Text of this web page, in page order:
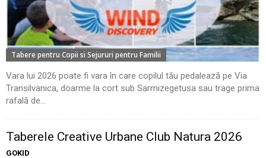
Tabere pentru Copii si Sejururi pentru Familii
Vara lui 2026 poate fi vara în care copilul tău pedalează pe Via
Transilvanica, doarme la cort sub Sarmizegetusa sau trage prima
rafală de...
Taberele Creative Urbane Club Natura 2026
GOKID